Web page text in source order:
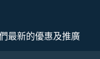
最新的優惠及推廣